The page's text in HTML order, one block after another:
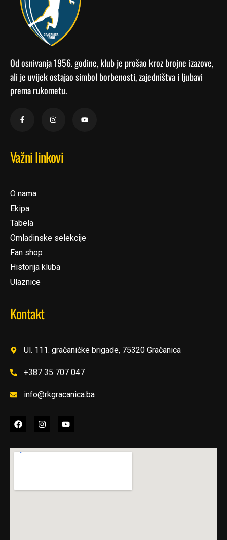
Od osnivanja 1956. godine, klub je prošao kroz brojne izazove,
ali je uvijek ostajao simbol borbenosti, zajedništva i ljubavi
prema rukometu.
Važni linkovi
O nama
Ekipa
Tabela
Omladinske selekcije
Fan shop
Historija kluba
Ulaznice
Kontakt
Ul. 111. gračaničke brigade, 75320 Gračanica
+387 35 707 047
info@rkgracanica.ba